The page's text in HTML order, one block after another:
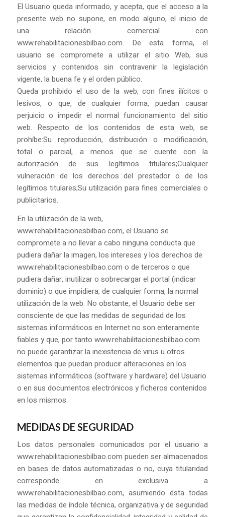
El Usuario queda informado, y acepta, que el acceso a la
presente web no supone, en modo alguno, el inicio de
una relación comercial con
www.rehabilitacionesbilbao.com. De esta forma, el
usuario se compromete a utilizar el sitio Web, sus
servicios y contenidos sin contravenir la legislación
vigente, la buena fe y el orden público.
Queda prohibido el uso de la web, con fines ilícitos o
lesivos, o que, de cualquier forma, puedan causar
perjuicio o impedir el normal funcionamiento del sitio
web. Respecto de los contenidos de esta web, se
prohíbe:Su reproducción, distribución o modificación,
total o parcial, a menos que se cuente con la
autorización de sus legítimos titulares;Cualquier
vulneración de los derechos del prestador o de los
legítimos titulares;Su utilización para fines comerciales o
publicitarios.
En la utilización de la web,
www.rehabilitacionesbilbao.com, el Usuario se
compromete a no llevar a cabo ninguna conducta que
pudiera dañar la imagen, los intereses y los derechos de
www.rehabilitacionesbilbao.com o de terceros o que
pudiera dañar, inutilizar o sobrecargar el portal (indicar
dominio) o que impidiera, de cualquier forma, la normal
utilización de la web. No obstante, el Usuario debe ser
consciente de que las medidas de seguridad de los
sistemas informáticos en Internet no son enteramente
fiables y que, por tanto www.rehabilitacionesbilbao.com
no puede garantizar la inexistencia de virus u otros
elementos que puedan producir alteraciones en los
sistemas informáticos (software y hardware) del Usuario
o en sus documentos electrónicos y ficheros contenidos
en los mismos.
MEDIDAS DE SEGURIDAD
Los datos personales comunicados por el usuario a
www.rehabilitacionesbilbao.com pueden ser almacenados
en bases de datos automatizadas o no, cuya titularidad
corresponde en exclusiva a
www.rehabilitacionesbilbao.com, asumiendo ésta todas
las medidas de índole técnica, organizativa y de seguridad